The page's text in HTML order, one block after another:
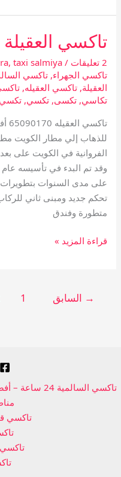
تاكسي العقيلة
2 تعليقات /
, taxi salmiya
تاكسي الجهراء,تاكسي
العقيلة,تاكسي العقيله,
تكاسي,تكسى,تكسي,تكسي
للذهاب إلي مطار الكويت
على مدى السنوات بتطويرات
تحكم جديد ومبنى ثاني
متطورة وفندق
تاكسي
العقيلة
قراءة المزيد »
→ السابق 1
تاكسي
تاكسي